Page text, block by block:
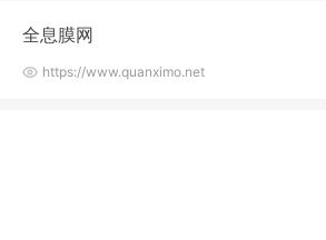
全息膜网
https://www.quanximo.net